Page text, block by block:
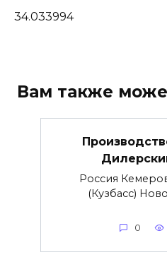
34.033994
Вам также
Россия
(Кузбасс)
0